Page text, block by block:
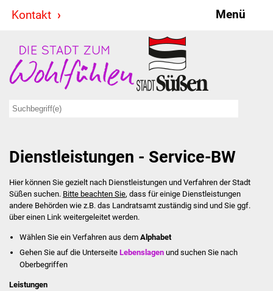
Kontakt Menü
Stadt & Politik
Bürgermeister
Ausschüsse
Ratsinformationssystem
Jugendbeirat
Summerrockfestival
Dienstleistungen - Service-BW
Hier können Sie gezielt nach Dienstleistungen und Verfahren der Stadt
Süßen suchen. Bitte beachten Sie, dass für einige Dienstleistungen
andere Behörden wie z.B. das Landratsamt zuständig sind und Sie ggf.
über einen Link weitergeleitet werden.
Wählen Sie ein Verfahren aus dem Alphabet
Gehen Sie auf die UnterseiteLebenslagen und suchen Sie nach
Oberbegriffen
Leistungen